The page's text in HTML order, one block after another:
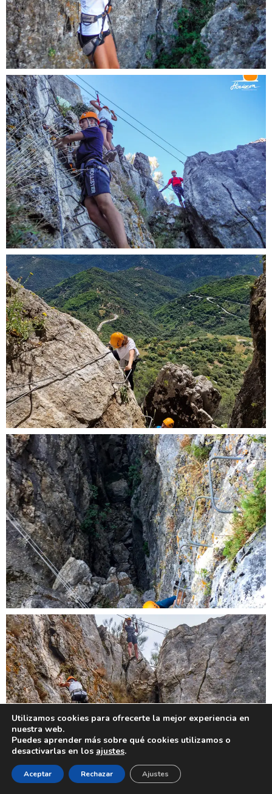
Utilizamos cookies para ofrecerte la mejor experiencia en
nuestra web.
Puedes aprender más sobre qué cookies utilizamos o
desactivarlas en los ajustes.
Aceptar Rechazar Ajustes